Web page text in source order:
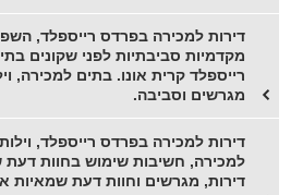
דירות למכירה בפרדס רייספלד,
מקדמיות סביבתיות לפני שקונים
רייספלד קרית אונו. בתים למכירה,
מגרשים וסביבה.
דירות למכירה בפרדס רייספלד,
למכירה, חשיבות שימוש בחוות
דירות, מגרשים וחוות דעת שמאיות